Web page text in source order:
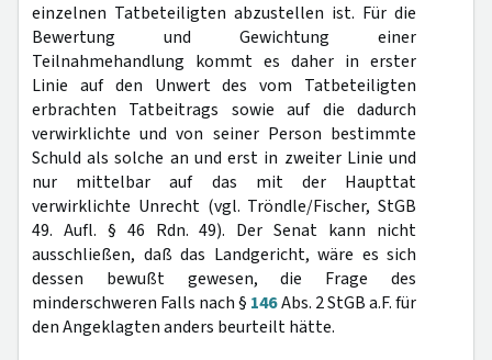
einzelnen Tatbeteiligten abzustellen ist. Für die
Bewertung und Gewichtung einer
Teilnahmehandlung kommt es daher in erster
Linie auf den Unwert des vom Tatbeteiligten
erbrachten Tatbeitrags sowie auf die dadurch
verwirklichte und von seiner Person bestimmte
Schuld als solche an und erst in zweiter Linie und
nur mittelbar auf das mit der Haupttat
verwirklichte Unrecht (vgl. Tröndle/Fischer, StGB
49. Aufl. § 46 Rdn. 49). Der Senat kann nicht
ausschließen, daß das Landgericht, wäre es sich
dessen bewußt gewesen, die Frage des
minderschweren Falls nach § 146Abs. 2 StGB a.F. für
den Angeklagten anders beurteilt hätte.